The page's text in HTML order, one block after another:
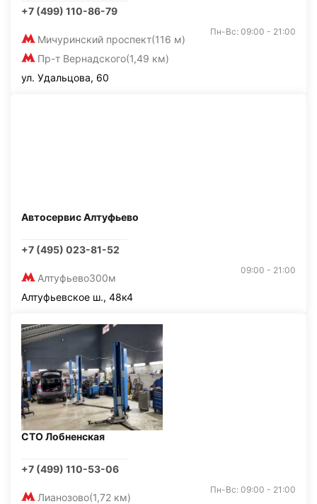
+7 (499) 110-86-79
Мичуринский проспект(116 м)
Пр-т Вернадского(1,49 км)
Пн-Вс: 09:00 - 21:00
ул. Удальцова, 60
Автосервис Алтуфьево
+7 (495) 023-81-52
Алтуфьево300м
09:00 - 21:00
Алтуфьевское ш., 48к4
СТО Лобненская
+7 (499) 110-53-06
Лианозово(1,72 км)
Пн-Вс: 09:00 - 21:00